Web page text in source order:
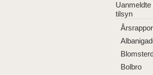
tilsyn
Bolbro